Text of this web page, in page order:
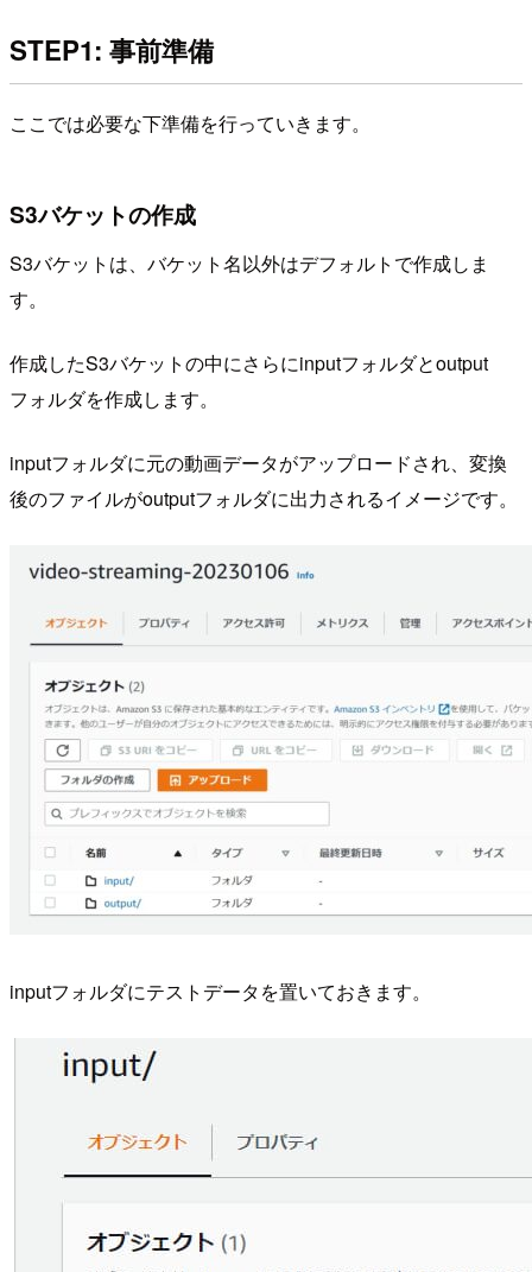
STEP1: 事前準備
ここでは必要な下準備を行っていきます。
S3バケットの作成
S3バケットは、バケット名以外はデフォルトで作成しま
す。
作成したS3バケットの中にさらにinputフォルダとoutput
フォルダを作成します。
inputフォルダに元の動画データがアップロードされ、変換
後のファイルがoutputフォルダに出力されるイメージです。
inputフォルダにテストデータを置いておきます。